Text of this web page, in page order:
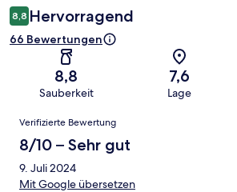
8,8 Hervorragend
66 Bewertungen
8,8
Sauberkeit
7,6
Lage
Bewertungen
Verifizierte Bewertung
8/10 – Sehr gut
9. Juli 2024
Mit Google übersetzen